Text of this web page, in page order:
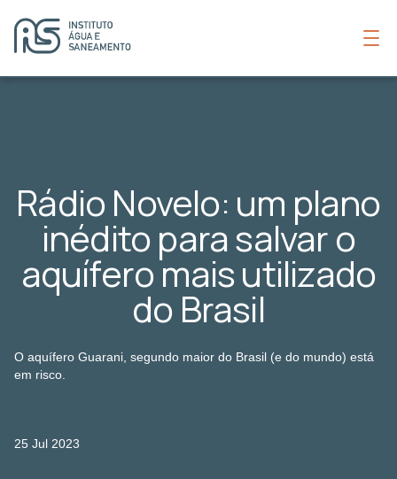
Rádio Novelo: um plano
inédito para salvar o
aquífero mais utilizado
do Brasil
O aquífero Guarani, segundo maior do Brasil (e do mundo) está
em risco.
25 Jul 2023